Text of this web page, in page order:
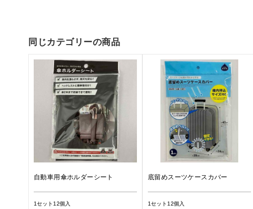
同じカテゴリーの商品
自動車用傘ホルダーシート
1セット12個入
底留めスーツケースカバー
1セット12個入